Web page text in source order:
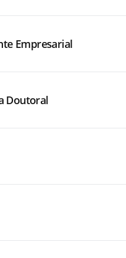
Empresarial
Doutoral